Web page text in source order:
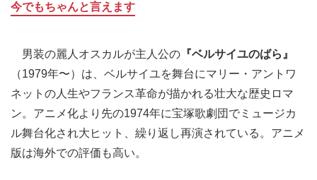
今でもちゃんと言えます
男装の麗人オスカルが主人公の 『ベルサイユのばら』
（1979年〜）は、ベルサイユを舞台にマリー・アントワ
ネットの人生やフランス革命が描かれる壮大な歴史ロマ
ン。アニメ化より先の1974年に宝塚歌劇団でミュージカ
ル舞台化され大ヒット、繰り返し再演されている。アニメ
版は海外での評価も高い。